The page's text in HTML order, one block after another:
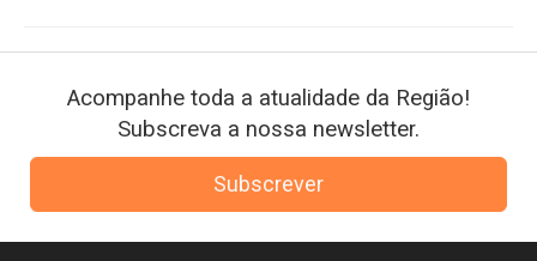
Acompanhe toda a atualidade da Região!
Subscreva a nossa newsletter.
Subscrever